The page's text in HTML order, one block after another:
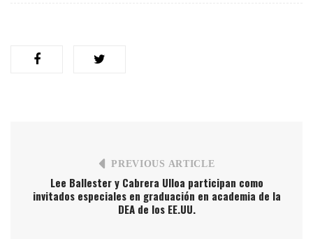
PREVIOUS ARTICLE
Lee Ballester y Cabrera Ulloa participan como
invitados especiales en graduación en academia de la
DEA de los EE.UU.